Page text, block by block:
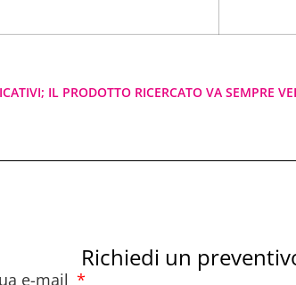
IL PRODOTTO RICERCATO VA SEMPRE
Richiedi un
e-mail